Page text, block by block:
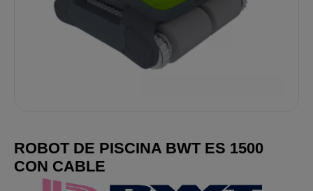
ROBOT DE PISCINA BWT ES 1500
CON CABLE